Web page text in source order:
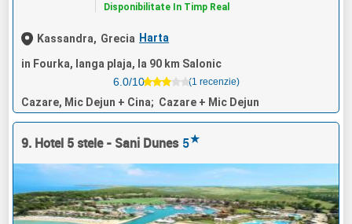
Disponibilitate In Timp Real
Kassandra, Grecia Harta
in Fourka, langa plaja, la 90 km Salonic
6.0/10
(1 recenzie)
Cazare, Mic Dejun + Cina; Cazare + Mic Dejun
9. Hotel 5 stele - Sani Dunes 5★